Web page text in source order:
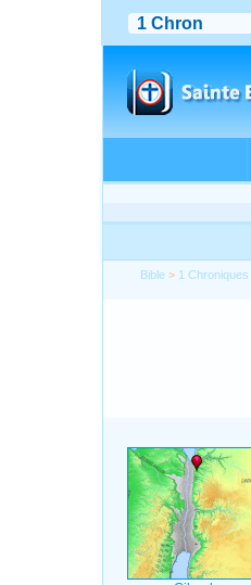
Bible > 1 Chroniques